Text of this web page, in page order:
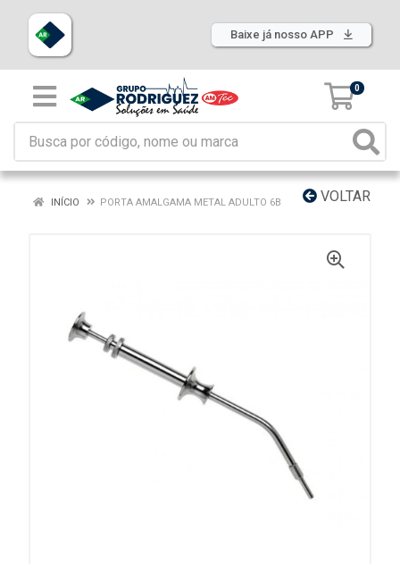
Baixe já nosso APP
0
VOLTAR
INÍCIO PORTA AMALGAMA METAL ADULTO 6B